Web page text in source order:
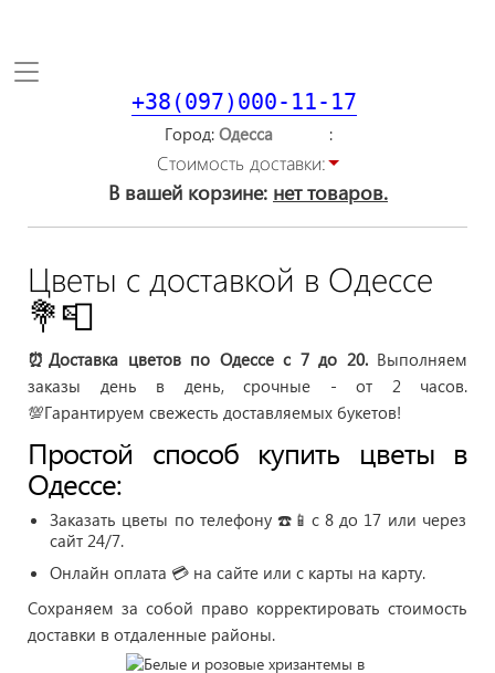
Toggle
+38(097)000-11-17
Город
Стоимость доставки:
В вашей корзине: нет товаров.
Цветы с доставкой в Одессе
💐📮
⏰Доставка цветов по Одессе с 7 до 20.Выполняем
заказы день в день, срочные - от 2 часов.
💯Гарантируем свежесть доставляемых букетов!
Простой способ купить цветы в
Одессе:
Заказать цветы по телефону ☎️📱с 8 до 17 или через
сайт 24/7.
Онлайн оплата 💳 на сайте или с карты на карту.
Сохраняем за собой право корректировать стоимость
доставки в отдаленные районы.